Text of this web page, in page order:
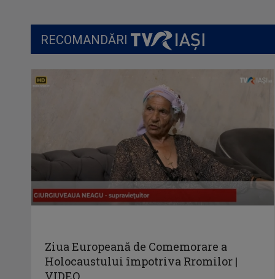
RECOMANDĂRI
Ziua Europeană de Comemorare a
Holocaustului împotriva Rromilor |